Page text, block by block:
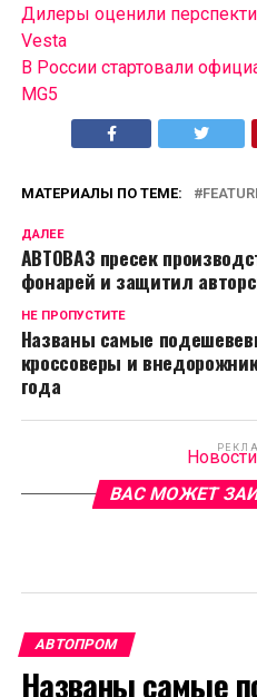
Дилеры оценили
Vesta
В России cтартовали
MG5
МАТЕРИАЛЫ ПО ТЕМЕ:
ДАЛЕЕ
АВТОВАЗ пресек
фонарей и защитил
НЕ ПРОПУСТИТЕ
Названы самые
кроссоверы и
года
ВАС МОЖЕТ
АВТОПРОМ
Названы самые